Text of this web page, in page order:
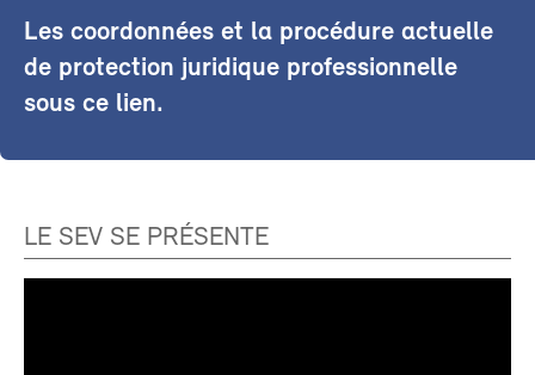
Les coordonnées et la procédure actuelle
de protection juridique professionnelle
sous ce lien.
LE SEV SE PRÉSENTE